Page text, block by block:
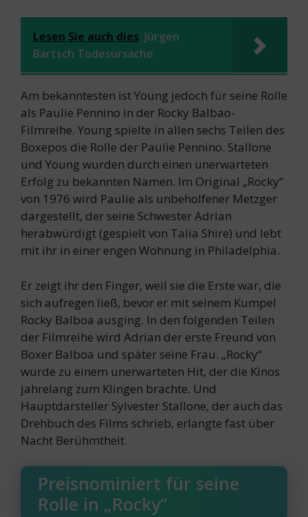
Lesen Sie auch dies Jürgen
Bartsch Todesursache
Am bekanntesten ist Young jedoch für seine Rolle
als Paulie Pennino in der Rocky Balbao-
Filmreihe. Young spielte in allen sechs Teilen des
Boxepos die Rolle der Paulie Pennino. Stallone
und Young wurden durch einen unerwarteten
Erfolg zu bekannten Namen. Im Original „Rocky“
von 1976 wird Paulie als unbeholfener Metzger
dargestellt, der seine Schwester Adrian
herabwürdigt (gespielt von Talia Shire) und lebt
mit ihr in einer engen Wohnung in Philadelphia.
Er zeigt ihr den Finger, weil sie die Erste war, die
sich aufregen ließ, bevor er mit seinem Kumpel
Rocky Balboa ausging. In den folgenden Teilen
der Filmreihe wird Adrian der erste Freund von
Boxer Balboa und später seine Frau. „Rocky“
wurde zu einem unerwarteten Hit, der die Kinos
jahrelang zum Klingen brachte. Und
Hauptdarsteller Sylvester Stallone, der auch das
Drehbuch des Films schrieb, erlangte fast über
Nacht Berühmtheit.
Preisnominiert für seine
Rolle in „Rocky“